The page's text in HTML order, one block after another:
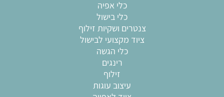
כלי אפיה
כלי בישול
צנטרים ושקיות זילוף
ציוד מקצועי לבישול
כלי הגשה
רינגים
זילוף
עיצוב עוגות